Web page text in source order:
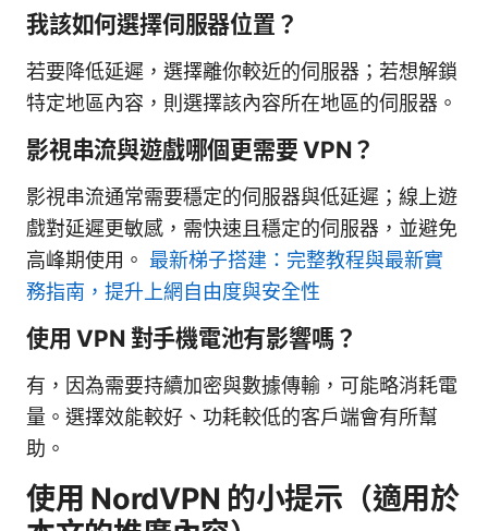
我該如何選擇伺服器位置？
若要降低延遲，選擇離你較近的伺服器；若想解鎖
特定地區內容，則選擇該內容所在地區的伺服器。
影視串流與遊戲哪個更需要 VPN？
影視串流通常需要穩定的伺服器與低延遲；線上遊
戲對延遲更敏感，需快速且穩定的伺服器，並避免
高峰期使用。 最新梯子搭建：完整教程與最新實
務指南，提升上網自由度與安全性
使用 VPN 對手機電池有影響嗎？
有，因為需要持續加密與數據傳輸，可能略消耗電
量。選擇效能較好、功耗較低的客戶端會有所幫
助。
使用 NordVPN 的小提示（適用於